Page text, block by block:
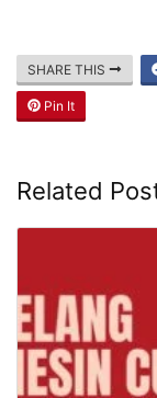
SHARE THIS
Pin It
Related